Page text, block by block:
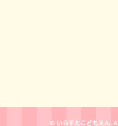
© いらすとこどもえん